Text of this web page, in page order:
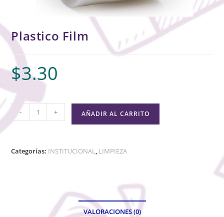
Plastico Film
$3.30
- + AÑADIR AL CARRITO
Categorías: INSTITUCIONAL, LIMPIEZA
VALORACIONES (0)